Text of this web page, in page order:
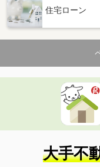
住宅ローン
大手不